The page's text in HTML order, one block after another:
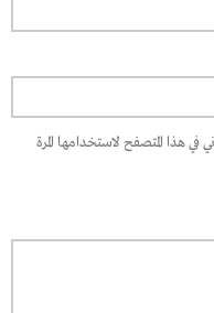
في هذا المتصفح لاستخدامها المرة